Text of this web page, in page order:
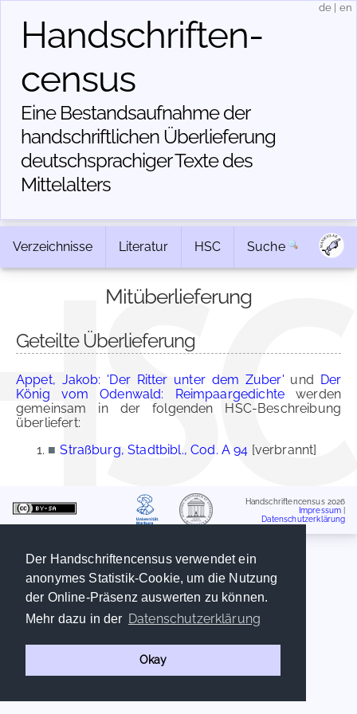
Der Handschriftencensus verwendet ein
anonymes Statistik-Cookie, um die Nutzung
der Online-Präsenz auswerten zu können.
Mehr dazu in der Datenschutzerklärung
Okay
Handschriften­
census
Eine Bestandsaufnahme der
handschriftlichen Über­lieferung
deutschsprachiger Texte des
Mittelalters
de en
Verzeichnisse Literatur HSC Suche
Mitüberlieferung
Geteilte Überlieferung
Appet, Jakob: 'Der Ritter unter dem Zuber' und Der
König vom Odenwald: Reimpaargedichte werden
gemeinsam in der folgenden HSC-Beschreibung
überliefert:
■ Straßburg, Stadtbibl., Cod. A 94 [verbrannt]
Handschriftencensus 2026
Impressum
Datenschutzerklärung